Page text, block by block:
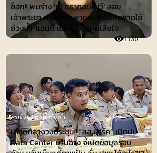
ช็อก!! พบร่าง 'เต้ ดรากอนไฟว์' ลอย
เจ้าพระยา กระเป๋าสะพายพบก้อนหินคาดใช้
ถ่วงน้ำ 'แอนดี้ เข็มพิมุก' เผยเสียใจ
1130
เดือดกลางวงประชุม!! “สส.ปาร์ค” เปิดปม
Data Center บ้านฉาง จี้เปิดข้อมูลรอบ
การเมือง-การเมืองท้องถิ่น